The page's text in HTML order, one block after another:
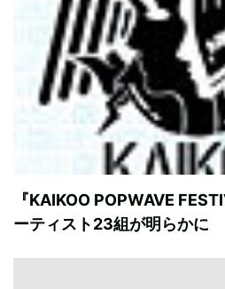
『KAIKOO POPWAVE
ーティスト23組が明らかに